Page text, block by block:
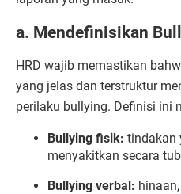
a. Mendefinisikan
HRD wajib memastikan
yang jelas dan terstruktur
perilaku bullying. Definisi ini
Bullying fisik: tindakan
menyakitkan secara
Bullying verbal: